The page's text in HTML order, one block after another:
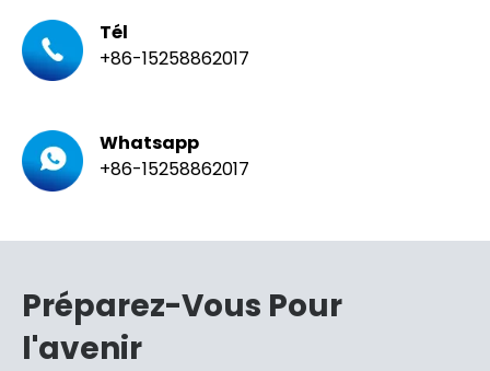
Tél
+86-15258862017
Whatsapp
+86-15258862017
Préparez-Vous Pour
l'avenir